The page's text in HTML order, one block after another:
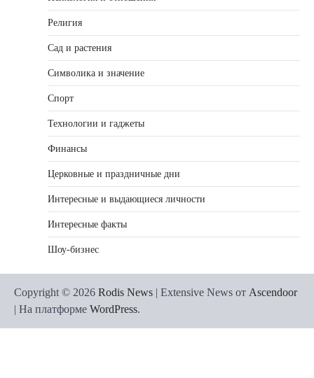
Религия
Сад и растения
Символика и значение
Спорт
Технологии и гаджеты
Финансы
Церковные и праздничные дни
Интересные и выдающиеся личности
Интересные факты
Шоу-бизнес
Copyright © 2026 Rodis News | Extensive News от Ascendoor
| На платформе WordPress.